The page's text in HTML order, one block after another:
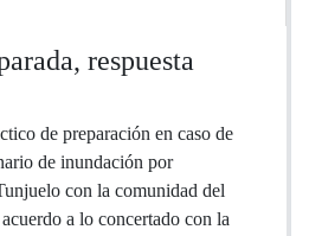
respuesta
de preparación en caso de
de inundación por
con la comunidad del
a lo concertado con la